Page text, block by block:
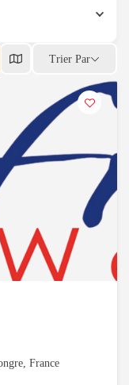
Trier Par
France